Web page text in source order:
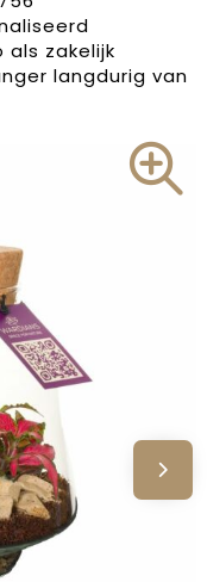
zakelijk
langdurig van